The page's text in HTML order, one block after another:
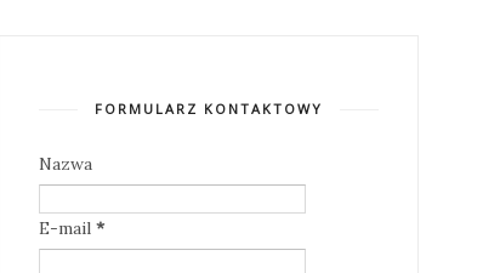
FORMULARZ KONTAKTOWY
Nazwa
E-mail *